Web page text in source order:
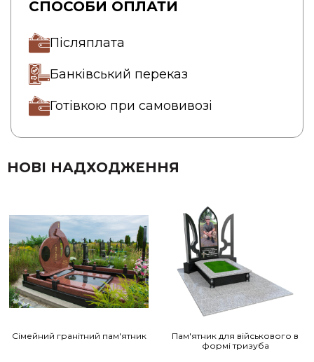
СПОСОБИ ОПЛАТИ
Післяплата
Банківський переказ
Готівкою при самовивозі
НОВІ НАДХОДЖЕННЯ
Сімейний гранітний пам'ятник
Пам'ятник для військового в
формі тризуба